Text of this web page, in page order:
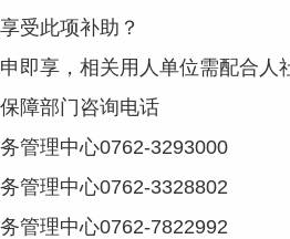
此项补助？
享，相关用人单位需配合人
障部门咨询电话
理中心0762-3293000
理中心0762-3328802
理中心0762-7822992